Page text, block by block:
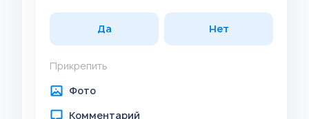
Да Нет
Прикрепить
Фото
Комментарий